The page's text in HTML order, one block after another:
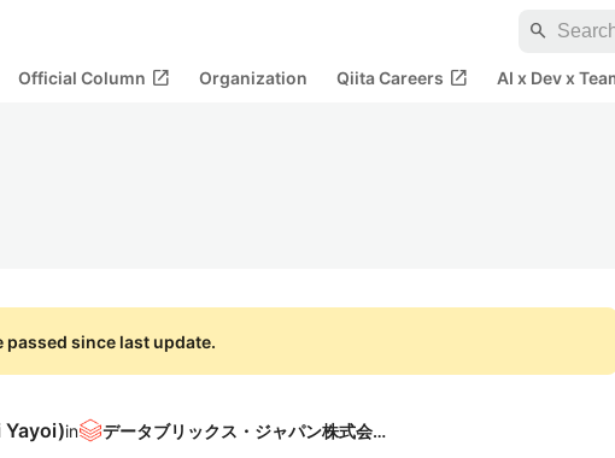
search
Official Column open_in_new Organization Qiita Careers open_in_new AI x Dev x
passed since last update.
Yayoi)in データブリックス・ジャパン株式会社